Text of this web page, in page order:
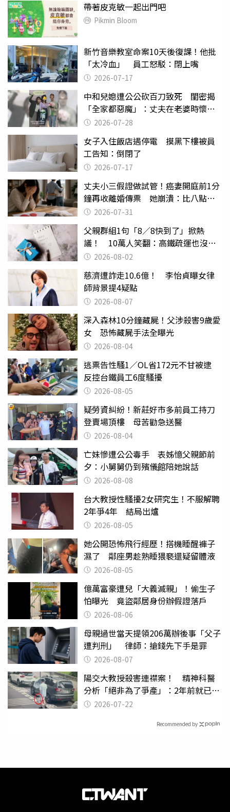
帶著皮克敏一起出門吧
Pikmin Bloom
新竹音樂教室命案10天後復課！他批
「太冷血」 員工怒駁：閉上嘴
2026-07-17
中和兒媳遭公公砍百刀致死 閨密揭
「全家都惡魔」：丈夫在老婆時懷孕
摔東西
2026-07-28
女子入住飯店遇停電 摸黑下樓被員
工告知：倒閉了
2026-07-17
丈夫小三假證做試管！癌妻開庭前1分
鐘再收離婚傳票 她崩潰：比八點檔
還扯2026-07-31
父親群組1句「8／8快到了」掀熱
議！ 10萬人笑翻：高鐵疏運也沒列
父親節
2026-08-02
慈濟遭詐走10.6億！ 李怡貞曝女律
師背景提4疑點
2026-08-07
深入森林10分鐘藏屍！父涉殺害9歲愛
女 恐怖藏屍手法全曝光
2026-08-04
逃票告性騷1／OL省172元不甘被逮
反控台鐵員工6度騷擾
2026-08-05
疑勞資糾紛！新莊好市多前員工持刀
登賣場頂樓 母苦勸急送醫
2026-08-04
亡妹慘遭公公毒手 表姊憶父親節前
夕：小舅舅仍到殯儀館陪她說話
2026-08-08
台大教授性騷擾2女研究生！不服解聘
2年爭4年 結局出爐
2026-08-05
她公開恐怖飛行經歷！搭機睡醒褲子
濕了 鄰座男趁熟睡猥褻還疑留體液
2026-08-05
億萬富豪遭兒「大義滅親」！偷生子
怕曝光 竟盜鄰居身份辦假證落戶
2026-08-06
母親過世當天提領206萬辦後事「父子
遭判刑」 律師：搶錢先下手是罪
2026-08-07
陽交大教授殺害連襟案！ 精神科醫
分析「絕非為了爭產」：2年前就已言
行詭異
2026-07-22
Recommended by